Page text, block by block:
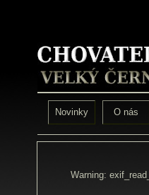
Novinky O nás
Warning: